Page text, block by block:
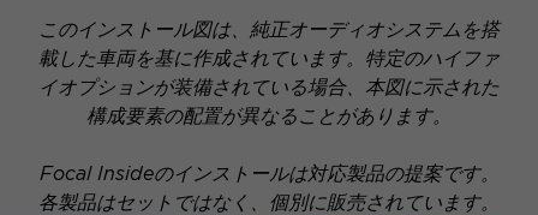
このインストール図は、純正オーディオシステムを搭
載した車両を基に作成されています。特定のハイファ
イオプションが装備されている場合、本図に示された
構成要素の配置が異なることがあります。
Focal Insideのインストールは対応製品の提案です。
各製品はセットではなく、個別に販売されています。